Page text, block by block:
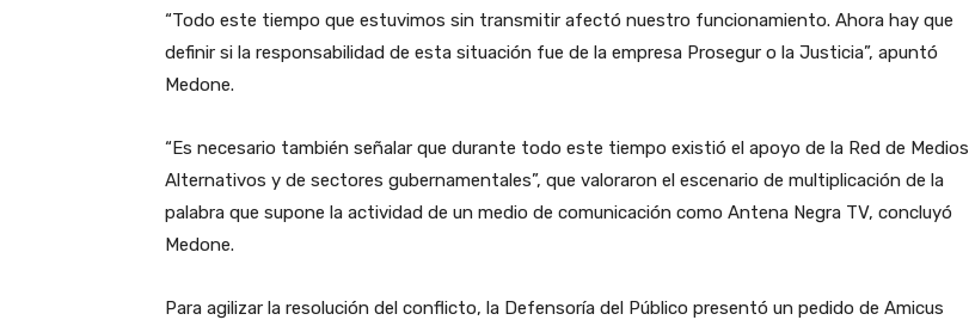
“Todo este tiempo que estuvimos sin transmitir afectó nuestro funcionamiento. Ahora hay que
definir si la responsabilidad de esta situación fue de la empresa Prosegur o la Justicia”, apuntó
Medone.
“Es necesario también señalar que durante todo este tiempo existió el apoyo de la Red de Medios
Alternativos y de sectores gubernamentales”, que valoraron el escenario de multiplicación de la
palabra que supone la actividad de un medio de comunicación como Antena Negra TV, concluyó
Medone.
Para agilizar la resolución del conflicto, la Defensoría del Público presentó un pedido de Amicus